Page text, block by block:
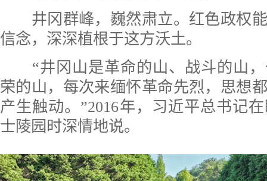
井冈群峰，巍然肃立。红色政权能
信念，深深植根于这方沃土。
“井冈山是革命的山、战斗的山，
荣的山，每次来缅怀革命先烈，思想
产生触动。”2016年，习近平总书记
士陵园时深情地说。